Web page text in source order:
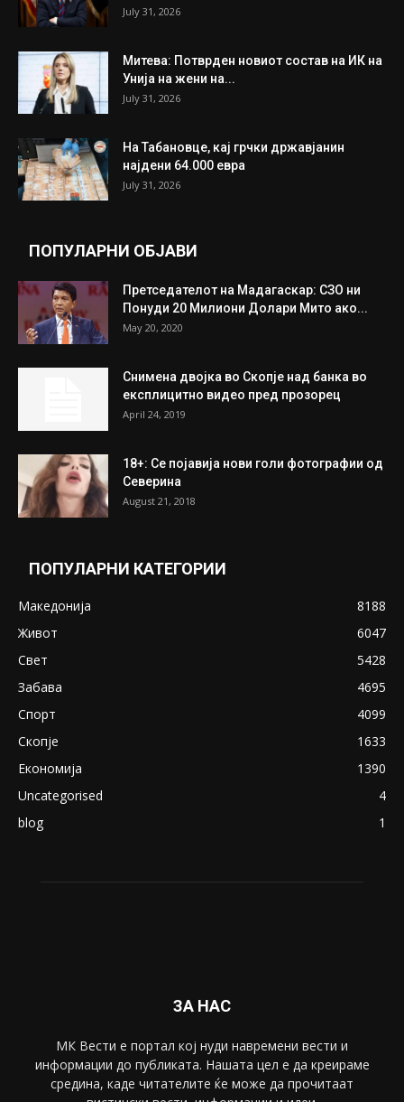
July 31, 2026
Митева: Потврден новиот состав на ИК на
Унија на жени на...
July 31, 2026
На Табановце, кај грчки државјанин
најдени 64.000 евра
July 31, 2026
ПОПУЛАРНИ ОБЈАВИ
Претседателот на Мадагаскар: СЗО ни
Понуди 20 Милиони Долари Мито ако...
May 20, 2020
Снимена двојка во Скопје над банка во
експлицитно видео пред прозорец
April 24, 2019
18+: Се појавија нови голи фотографии од
Северина
August 21, 2018
ПОПУЛАРНИ КАТЕГОРИИ
Македонија
8188
Живот
6047
Свет
5428
Забава
4695
Спорт
4099
Скопје
1633
Економија
1390
Uncategorised
4
blog
1
ЗА НАС
МК Вести е портал коj нуди навремени вести и
информации до публиката. Нашата цел е да креираме
средина, каде читателите ќе може да прочитаат